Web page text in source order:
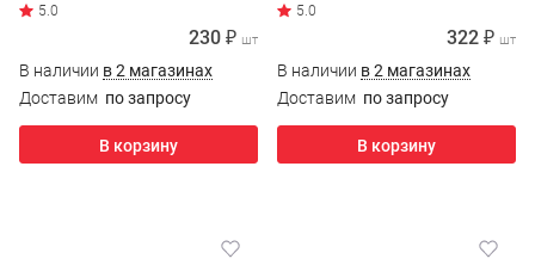
230 ₽ шт
В наличии в 2 магазинах
Доставим по запросу
В корзину
322 ₽ шт
В наличии в 2 магазинах
Доставим по запросу
В корзину